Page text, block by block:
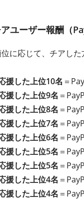
ユーザー報酬（
に応じて、チアし
援した上位10名 ＝
援した上位9名 ＝
援した上位8名 ＝
援した上位7名 ＝
援した上位6名 ＝
援した上位5名 ＝
援した上位5名 ＝
援した上位4名 ＝
援した上位4名 ＝